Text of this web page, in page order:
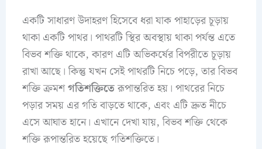
একটি সাধারণ উদাহরণ হিসেবে ধরা যাক পাহাড়ের চূড়ায়
থাকা একটি পাথর। পাথরটি স্থির অবস্থায় থাকা পর্যন্ত এতে
বিভব শক্তি থাকে, কারণ এটি অভিকর্ষের বিপরীতে চূড়ায়
রাখা আছে। কিন্তু যখন সেই পাথরটি নিচে পড়ে, তার বিভব
শক্তি ক্রমশগতিশক্তিতেরূপান্তরিত হয়। পাথরের নিচে
পড়ার সময় এর গতি বাড়তে থাকে, এবং এটি দ্রুত নীচে
এসে আঘাত হানে। এখানে দেখা যায়, বিভব শক্তি থেকে
শক্তি রূপান্তরিত হয়েছে গতিশক্তিতে।